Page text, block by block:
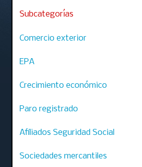
Subcategorías
Comercio exterior
EPA
Crecimiento económico
Paro registrado
Afiliados Seguridad Social
Sociedades mercantiles